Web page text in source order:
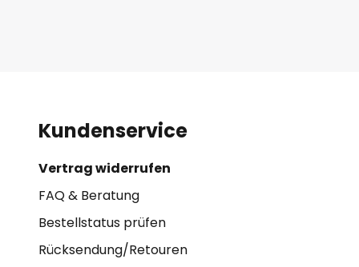
Kundenservice
Vertrag widerrufen
FAQ & Beratung
Bestellstatus prüfen
Rücksendung/Retouren